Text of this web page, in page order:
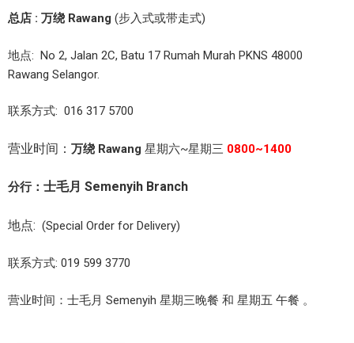
总店 : 万绕 Rawang (步入式或带走式)
地点: No 2, Jalan 2C, Batu 17 Rumah Murah PKNS 48000
Rawang Selangor.
联系方式: 016 317 5700
营业时间： 万绕 Rawang 星期六~星期三 0800~1400
分行： 士毛月 Semenyih Branch
地点: (Special Order for Delivery)
联系方式: 019 599 3770
营业时间：士毛月 Semenyih 星期三晚餐 和 星期五 午餐 。